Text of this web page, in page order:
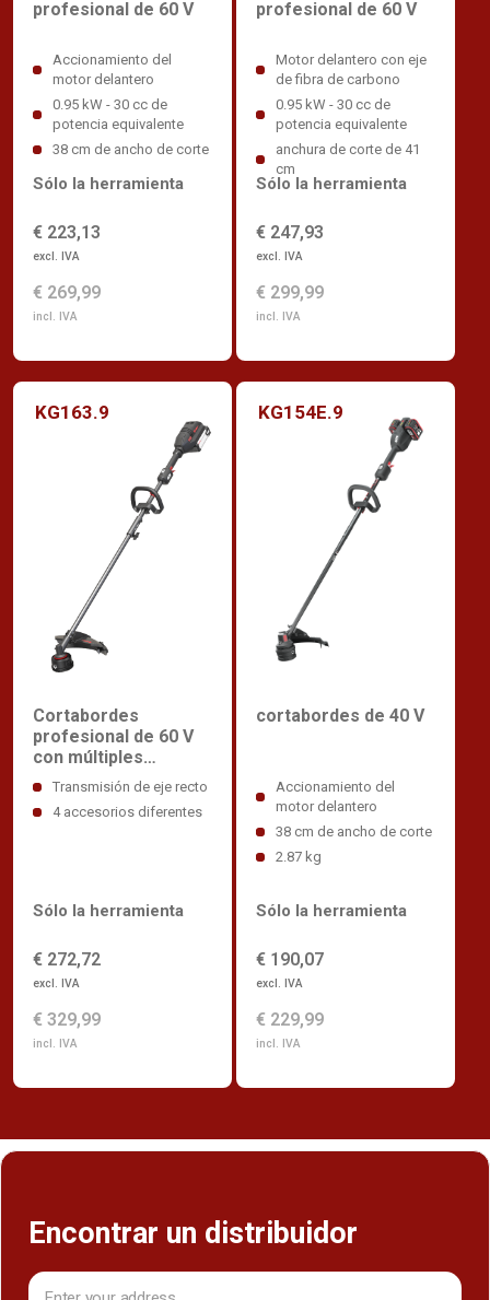
profesional de 60 V
Accionamiento del
motor delantero
0.95 kW - 30 cc de
potencia equivalente
38 cm de ancho de corte
€ 223,13
excl. IVA
€ 269,99
incl. IVA
Sólo la herramienta
profesional de 60 V
Motor delantero con eje
de fibra de carbono
0.95 kW - 30 cc de
potencia equivalente
anchura de corte de 41
cm
€ 247,93
excl. IVA
€ 299,99
incl. IVA
Sólo la herramienta
KG163.9
Cortabordes
profesional de 60 V
con múltiples
accesorios
Transmisión de eje recto
4 accesorios diferentes
€ 272,72
excl. IVA
€ 329,99
incl. IVA
Sólo la herramienta
KG154E.9
cortabordes de 40 V
Accionamiento del
motor delantero
38 cm de ancho de corte
2.87 kg
€ 190,07
excl. IVA
€ 229,99
incl. IVA
Sólo la herramienta
Encontrar un distribuidor